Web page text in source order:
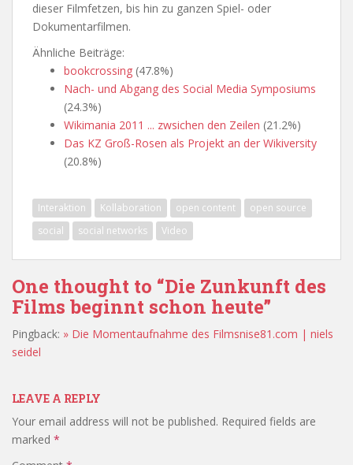
dieser Filmfetzen, bis hin zu ganzen Spiel- oder
Dokumentarfilmen.
Ähnliche Beiträge:
bookcrossing (47.8%)
Nach- und Abgang des Social Media Symposiums
(24.3%)
Wikimania 2011 ... zwsichen den Zeilen (21.2%)
Das KZ Groß-Rosen als Projekt an der Wikiversity
(20.8%)
Interaktion Kollaboration open content
open source
social
social networks Video
One thought to “Die Zunkunft des
Films beginnt schon heute”
Pingback: » Die Momentaufnahme des Filmsnise81.com | niels
seidel
LEAVE A REPLY
Your email address will not be published. Required fields are
marked *